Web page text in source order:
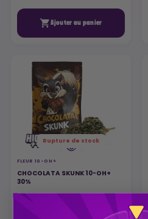
Ajouter au panier
Rupture de stock
FLEUR 10-OH+
CHOCOLATA SKUNK 10-OH+
30%
4.2 /